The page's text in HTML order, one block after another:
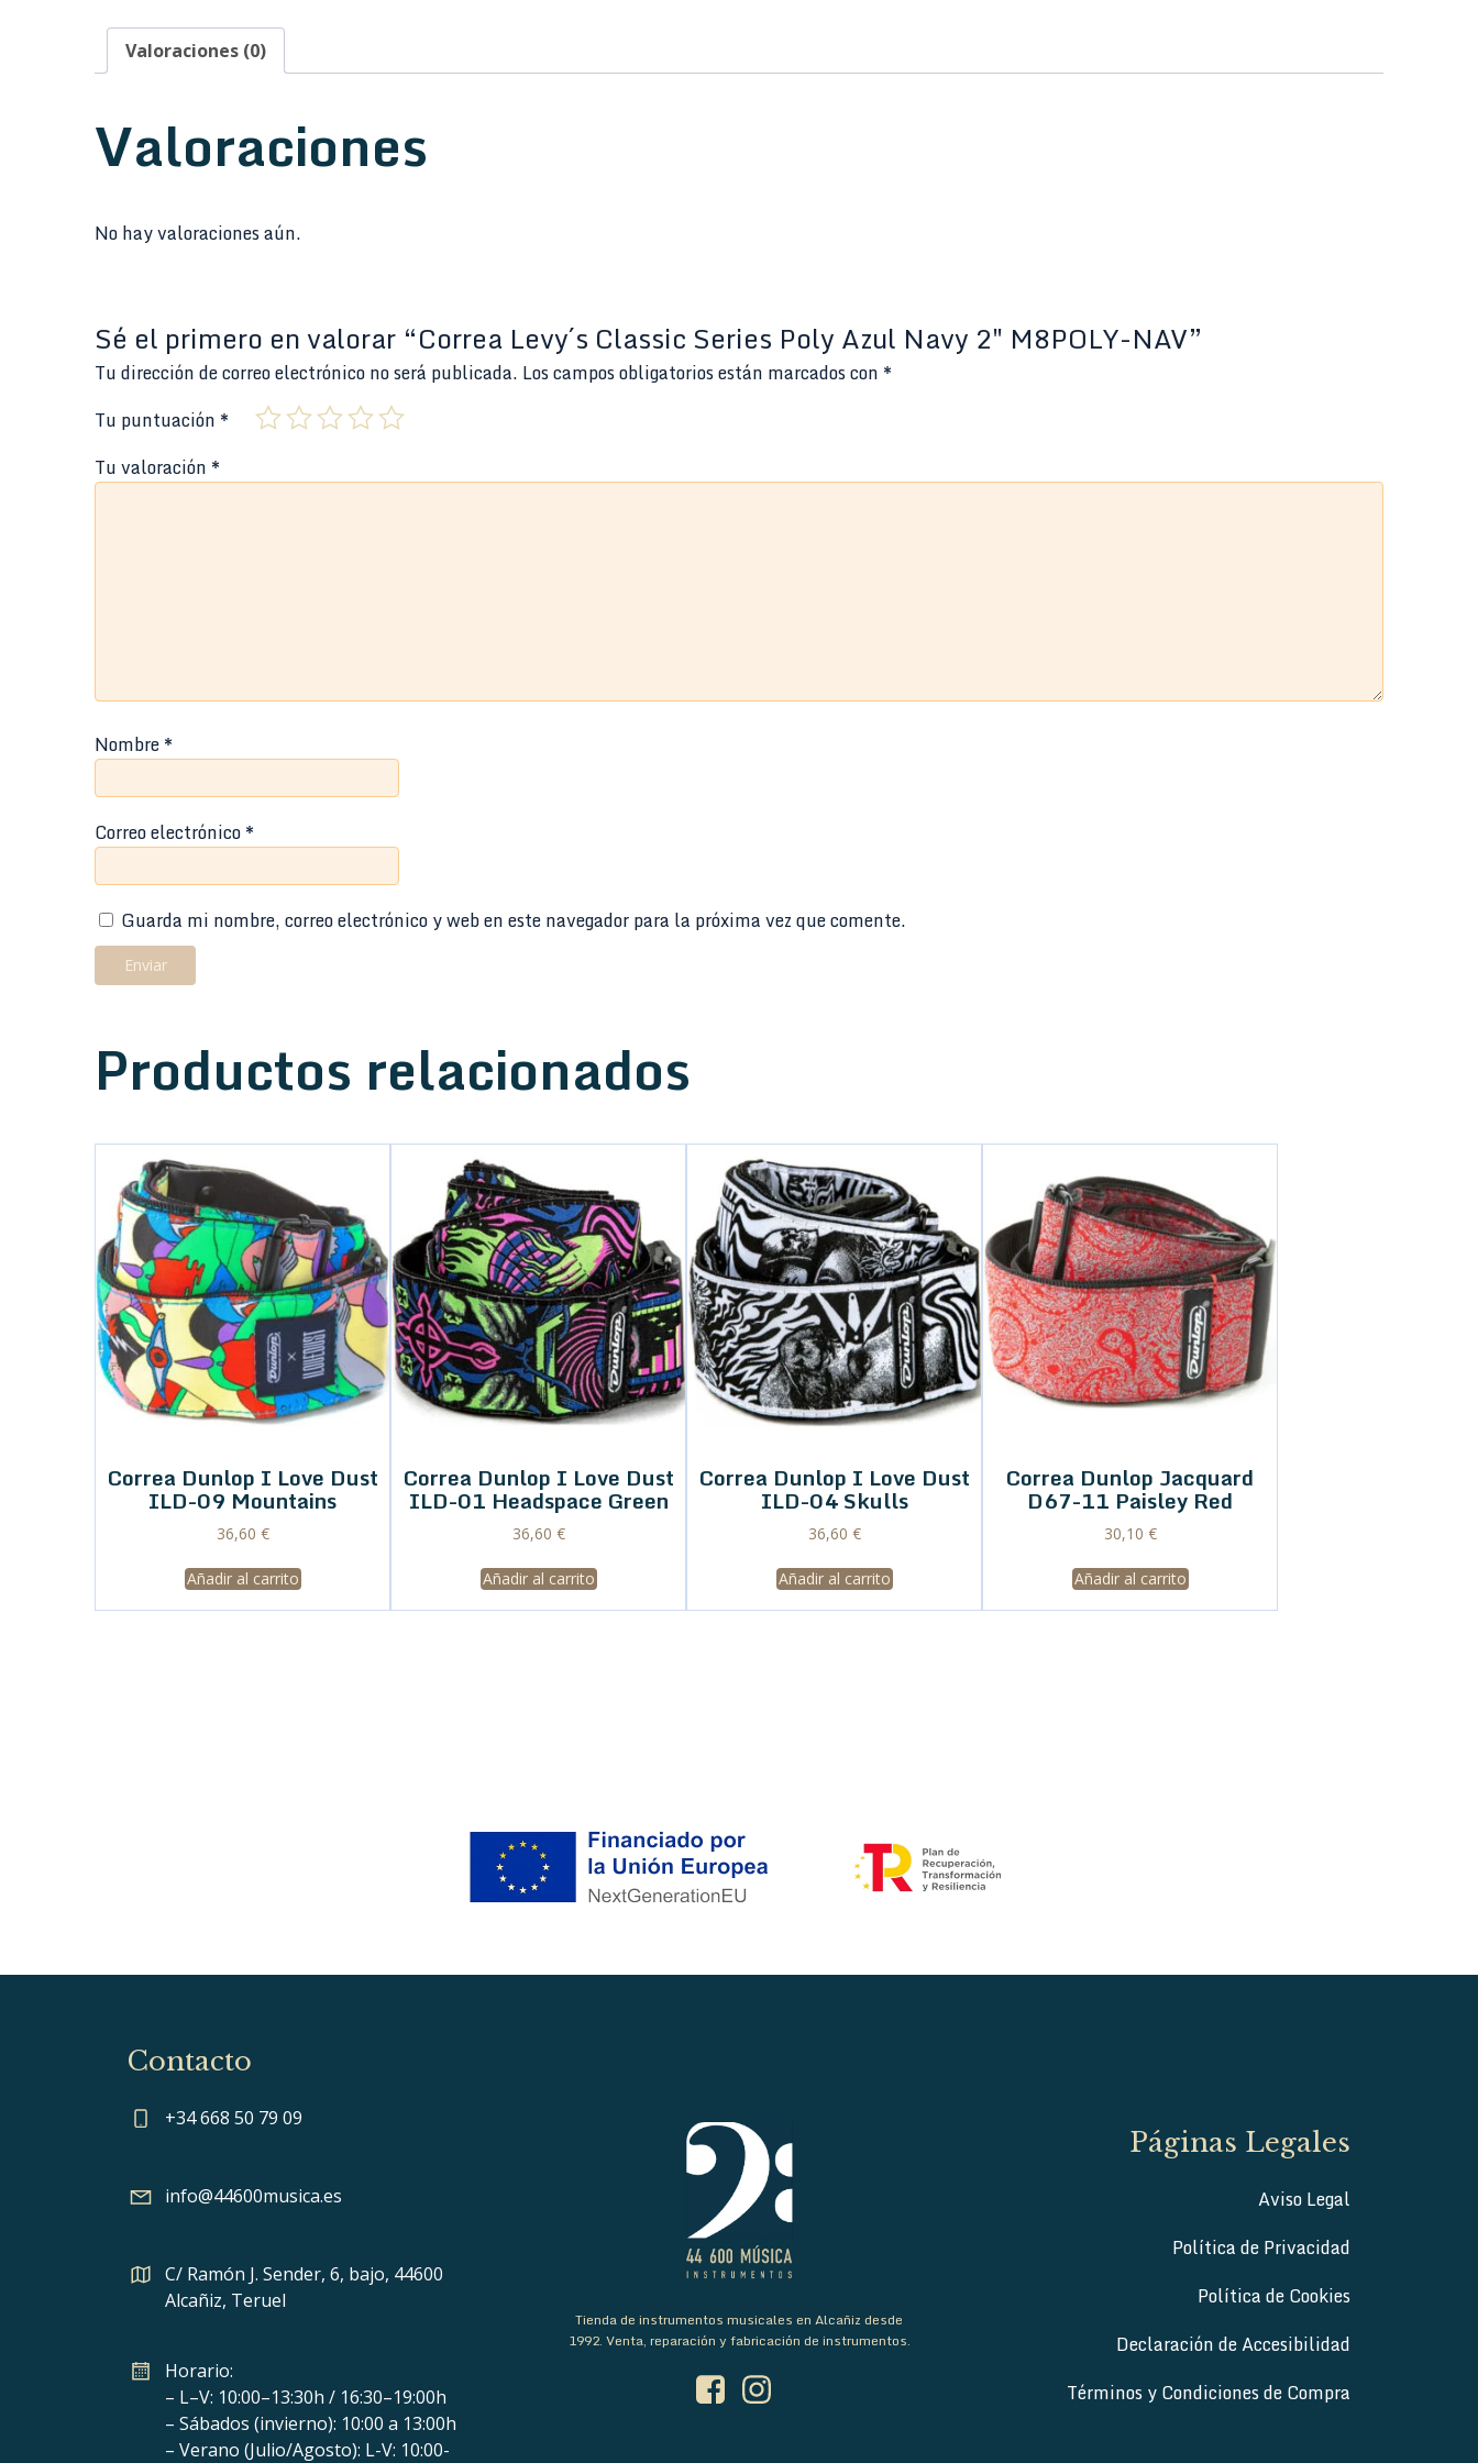
Valoraciones (0)
Valoraciones
No hay valoraciones aún.
Sé el primero en valorar “Correa Levy´s Classic Series Poly Azul Navy 2″ M8POLY-NAV”
Tu dirección de correo electrónico no será publicada. Los campos obligatorios están marcados con *
Tu puntuación *
Tu valoración *
Nombre*
Correo electrónico*
Guarda mi nombre, correo electrónico y web en este navegador para la próxima vez que comente.
Productos relacionados
Correa Dunlop I Love Dust
ILD-09 Mountains
36,60 €
Añadir al carrito
Correa Dunlop I Love Dust
ILD-01 Headspace Green
36,60 €
Añadir al carrito
Correa Dunlop I Love Dust
ILD-04 Skulls
36,60 €
Añadir al carrito
Correa Dunlop Jacquard
D67-11 Paisley Red
30,10 €
Añadir al carrito
Contacto
+34 668 50 79 09
info@44600musica.es
C/ Ramón J. Sender, 6, bajo, 44600
Alcañiz, Teruel
Horario:
– L–V: 10:00–13:30h / 16:30–19:00h
– Sábados (invierno): 10:00 a 13:00h
– Verano (Julio/Agosto): L-V: 10:00-
Tienda de instrumentos musicales en Alcañiz desde
1992. Venta, reparación y fabricación de instrumentos.
Páginas Legales
Aviso Legal
Política de Privacidad
Política de Cookies
Declaración de Accesibilidad
Términos y Condiciones de Compra